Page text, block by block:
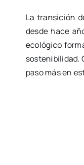
La transición
desde hace
ecológico
sostenibilidad.
paso más en